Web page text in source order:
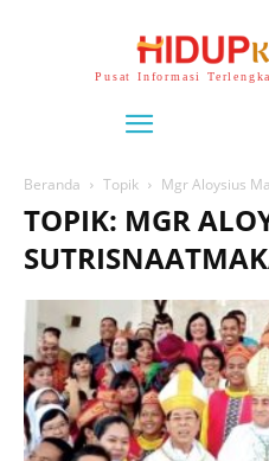
Pusat Informasi
Beranda Topik Mgr Aloysius
TOPIK: MGR